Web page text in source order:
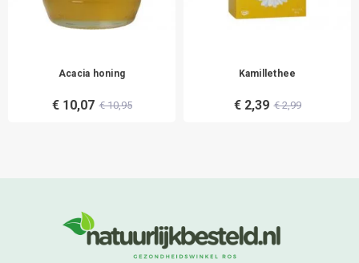
Acacia honing
€ 10,07 € 10,95
Kamillethee
€ 2,39 € 2,99